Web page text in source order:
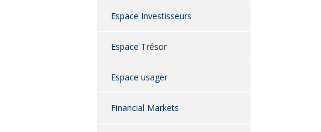
Espace Investisseurs
Espace Trésor
Espace usager
Financial Markets